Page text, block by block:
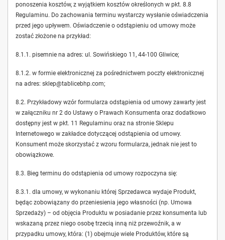
ponoszenia kosztów, z wyjątkiem kosztów określonych w pkt. 8.8
Regulaminu. Do zachowania terminu wystarczy wysłanie oświadczenia
przed jego upływem. Oświadczenie o odstąpieniu od umowy może
zostać złożone na przykład:
8.1.1. pisemnie na adres: ul. Sowińskiego 11, 44-100 Gliwice;
8.1.2. w formie elektronicznej za pośrednictwem poczty elektronicznej
na adres: sklep@tablicebhp.com;
8.2. Przykładowy wzór formularza odstąpienia od umowy zawarty jest
w załączniku nr 2 do Ustawy o Prawach Konsumenta oraz dodatkowo
dostępny jest w pkt. 11 Regulaminu oraz na stronie Sklepu
Internetowego w zakładce dotyczącej odstąpienia od umowy.
Konsument może skorzystać z wzoru formularza, jednak nie jest to
obowiązkowe.
8.3. Bieg terminu do odstąpienia od umowy rozpoczyna się:
8.3.1. dla umowy, w wykonaniu której Sprzedawca wydaje Produkt,
będąc zobowiązany do przeniesienia jego własności (np. Umowa
Sprzedaży) – od objęcia Produktu w posiadanie przez konsumenta lub
wskazaną przez niego osobę trzecią inną niż przewoźnik, a w
przypadku umowy, która: (1) obejmuje wiele Produktów, które są